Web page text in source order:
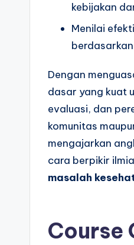
kebijakan
Menilai
Dengan
dasar yang kuat
evaluasi, dan
komunitas
mengajarkan
cara berpikir
masalah
Course